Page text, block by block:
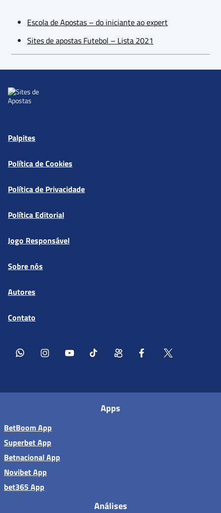
Escola de Apostas – do iniciante ao expert
Sites de apostas Futebol – Lista 2021
Palpites
Política de Cookies
Política de Privacidade
Política Editorial
Jogo Responsável
Sobre nós
Autores
Contato
Apps
BetBoom App
Superbet App
Betnacional App
Novibet App
bet365 App
Análises